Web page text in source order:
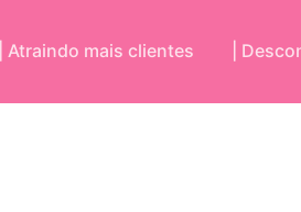
| Atraindo mais clientes |